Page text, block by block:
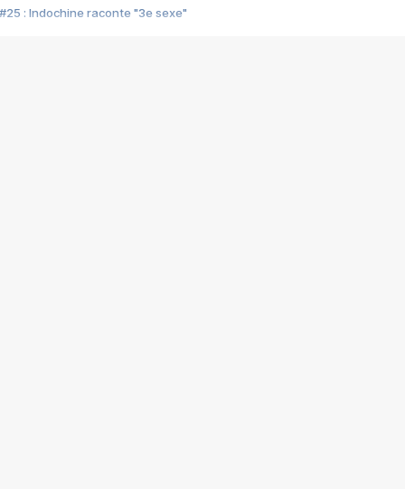
#25 : Indochine raconte "3e sexe"